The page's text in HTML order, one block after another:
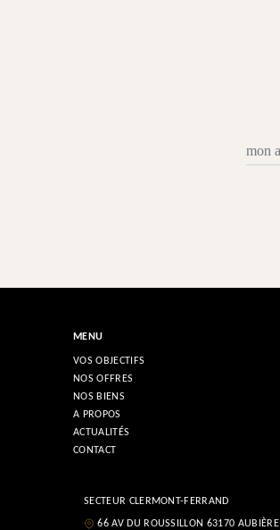
MENU
VOS OBJECTIFS
NOS OFFRES
NOS BIENS
A PROPOS
ACTUALITÉS
CONTACT
SECTEUR CLERMONT-FERRAND
66 AV DU ROUSSILLON 63170 AUBIÈRE